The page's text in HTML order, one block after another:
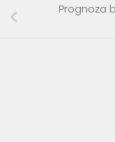
Prognoza